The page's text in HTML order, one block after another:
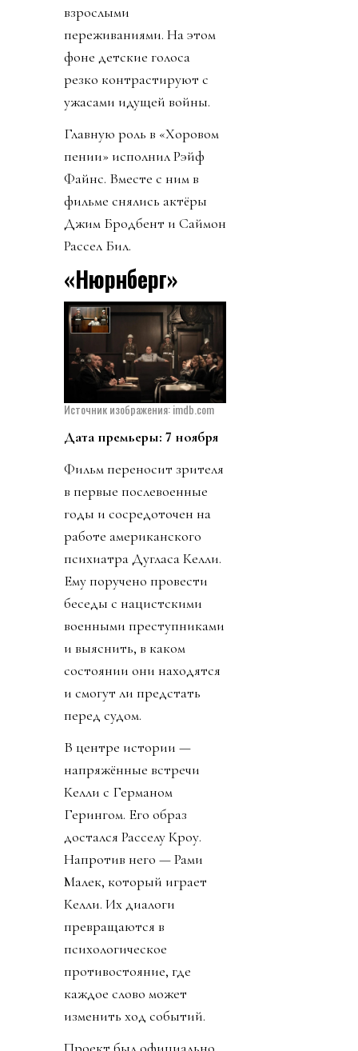
взрослыми
переживаниями. На этом
фоне детские голоса
резко контрастируют с
ужасами идущей войны.
Главную роль в «Хоровом
пении» исполнил Рэйф
Файнс. Вместе с ним в
фильме снялись актёры
Джим Бродбент и Саймон
Рассел Бил.
«Нюрнберг»
Источник изображения: imdb.com
Дата премьеры: 7 ноября
Фильм переносит зрителя
в первые послевоенные
годы и сосредоточен на
работе американского
психиатра Дугласа Келли.
Ему поручено провести
беседы с нацистскими
военными преступниками
и выяснить, в каком
состоянии они находятся
и смогут ли предстать
перед судом.
В центре истории —
напряжённые встречи
Келли с Германом
Герингом. Его образ
достался Расселу Кроу.
Напротив него — Рами
Малек, который играет
Келли. Их диалоги
превращаются в
психологическое
противостояние, где
каждое слово может
изменить ход событий.